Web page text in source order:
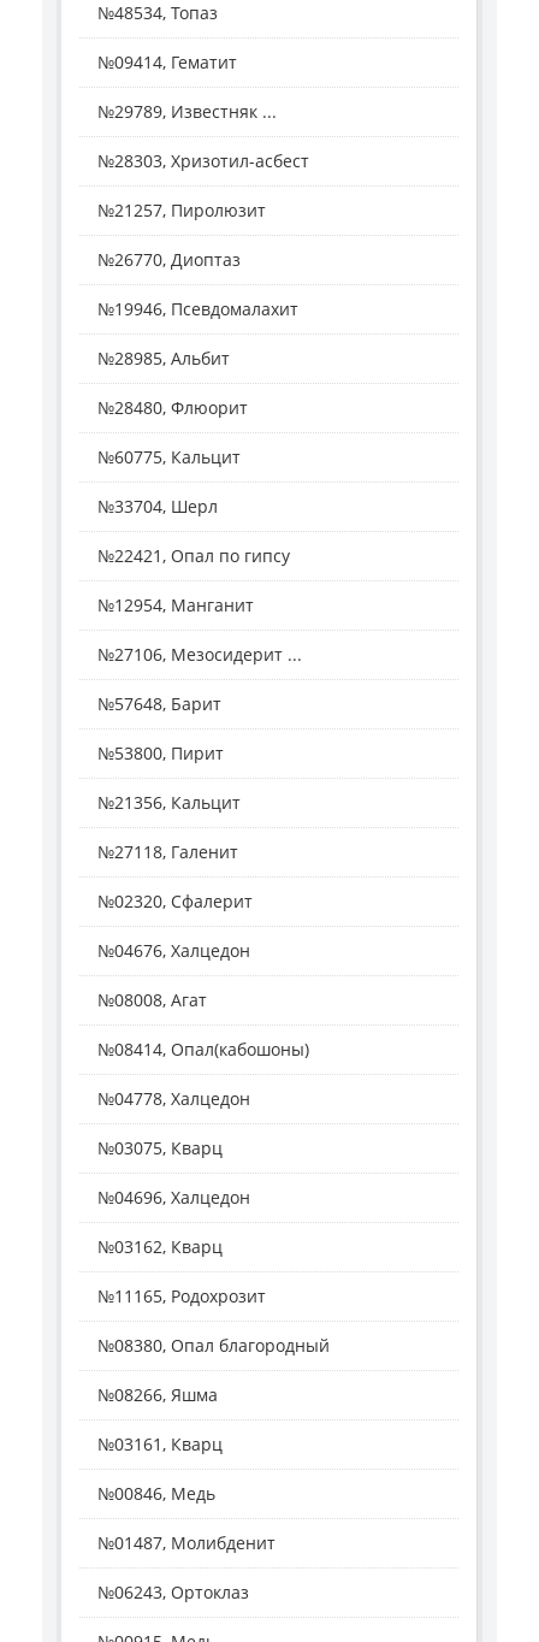
№48534, Топаз
№09414, Гематит
№29789, Известняк ...
№28303, Хризотил-асбест
№21257, Пиролюзит
№26770, Диоптаз
№19946, Псевдомалахит
№28985, Альбит
№28480, Флюорит
№60775, Кальцит
№33704, Шерл
№22421, Опал по гипсу
№12954, Манганит
№27106, Мезосидерит ...
№57648, Барит
№53800, Пирит
№21356, Кальцит
№27118, Галенит
№02320, Сфалерит
№04676, Халцедон
№08008, Агат
№08414, Опал(кабошоны)
№04778, Халцедон
№03075, Кварц
№04696, Халцедон
№03162, Кварц
№11165, Родохрозит
№08380, Опал благородный
№08266, Яшма
№03161, Кварц
№00846, Медь
№01487, Молибденит
№06243, Ортоклаз